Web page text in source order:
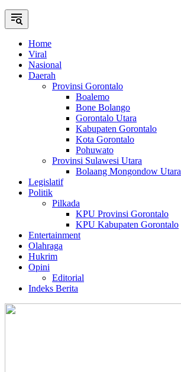
Home
Viral
Nasional
Daerah
Provinsi Gorontalo
Boalemo
Bone Bolango
Gorontalo Utara
Kabupaten Gorontalo
Kota Gorontalo
Pohuwato
Provinsi Sulawesi Utara
Bolaang Mongondow Utara
Legislatif
Politik
Pilkada
KPU Provinsi Gorontalo
KPU Kabupaten Gorontalo
Entertainment
Olahraga
Hukrim
Opini
Editorial
Indeks Berita